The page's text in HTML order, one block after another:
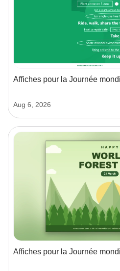
Affiches pour la Journée
Aug 6, 2026
Affiches pour la Journée